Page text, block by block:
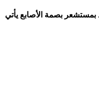
بمستشعر بصمة الأصابع يأتي